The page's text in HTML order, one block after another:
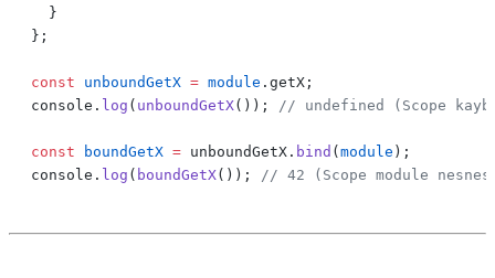
const unboundGetX = module
console. log ( unboundGetX());
const boundGetX = unboundGetX. bind ( module
console. log ( boundGetX());